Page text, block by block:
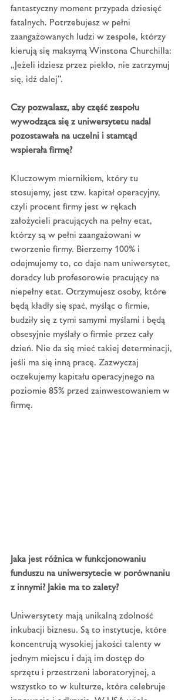
fantastyczny moment przypada dziesięć
fatalnych. Potrzebujesz w pełni
zaangażowanych ludzi w zespole, którzy
kierują się maksymą Winstona Churchilla:
„Jeżeli idziesz przez piekło, nie zatrzymuj
się, idź dalej”.
Czy pozwalasz, aby część zespołu
wywodząca się z uniwersytetu nadal
pozostawała na uczelni i stamtąd
wspierała firmę?
Kluczowym miernikiem, który tu
stosujemy, jest tzw. kapitał operacyjny,
czyli procent firmy jest w rękach
założycieli pracujących na pełny etat,
którzy są w pełni zaangażowani w
tworzenie firmy. Bierzemy 100% i
odejmujemy to, co daje nam uniwersytet,
doradcy lub profesorowie pracujący na
niepełny etat. Otrzymujesz osoby, które
będą kładły się spać, myśląc o firmie,
budziły się z tymi samymi myślami i będą
obsesyjnie myślały o firmie przez cały
dzień. Nie da się mieć takiej determinacji,
jeśli ma się inną pracę. Zazwyczaj
oczekujemy kapitału operacyjnego na
poziomie 85% przed zainwestowaniem w
firmę.
Jaka jest różnica w funkcjonowaniu
funduszu na uniwersytecie w porównaniu
z innymi? Jakie ma to zalety?
Uniwersytety mają unikalną zdolność
inkubacji biznesu. Są to instytucje, które
koncentrują wysokiej jakości talenty w
jednym miejscu i dają im dostęp do
sprzętu i przestrzeni laboratoryjnej, a
wszystko to w kulturze, która celebruje